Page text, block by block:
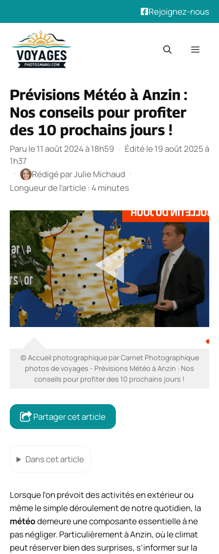
Rejoignez-nous
contenu
Prévisions Météo à Anzin :
Nos conseils pour profiter
des 10 prochains jours !
Paru le 11 août 2024 à 18h59 · Édité le 19 août 2025 à
1h37
·
Rédigé parJulie Michaud ·
Longueur de l’article : 4 minutes
© Accueil photographique par Carnet Photographique
photos de voyages - Prévisions Météo à Anzin : Nos
conseils pour profiter des 10 prochains jours !
Partager cet article
Dans cet article
Lorsque l’on prévoit des activités en extérieur ou
même le simple déroulement de notre quotidien, la
météodemeure une composante essentielle à ne
pas négliger. Particulièrement à Anzin, où le climat
peut réserver bien des surprises, s’informer sur la